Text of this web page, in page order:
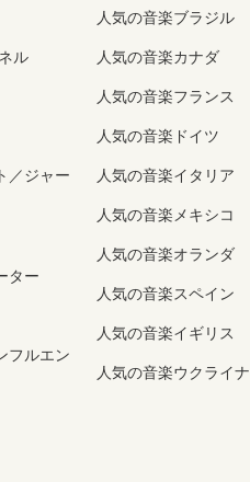
ル
／ジャー
ター
フルエン
人気の音楽ブラジル
人気の音楽カナダ
人気の音楽フランス
人気の音楽ドイツ
人気の音楽イタリア
人気の音楽メキシコ
人気の音楽オランダ
人気の音楽スペイン
人気の音楽イギリス
人気の音楽ウクライナ